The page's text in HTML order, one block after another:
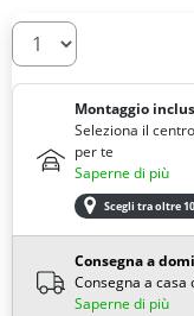
Quantità
Montaggio
Seleziona il
per te
Saperne di più
Scegli tra oltre
Consegna a
Consegna a casa
Saperne di più